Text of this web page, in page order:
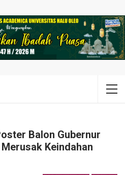
Balon Gubernur
Keindahan